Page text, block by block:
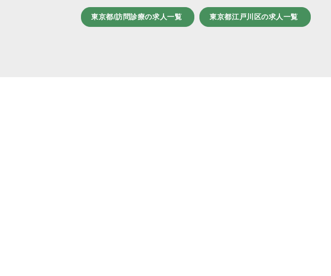
東京都/訪問診療の求人一覧 東京都江戸川区の求人一覧